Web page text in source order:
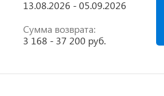
13.08.2026 - 05.09.2026
Сумма возврата:
3 168 - 37 200 руб.